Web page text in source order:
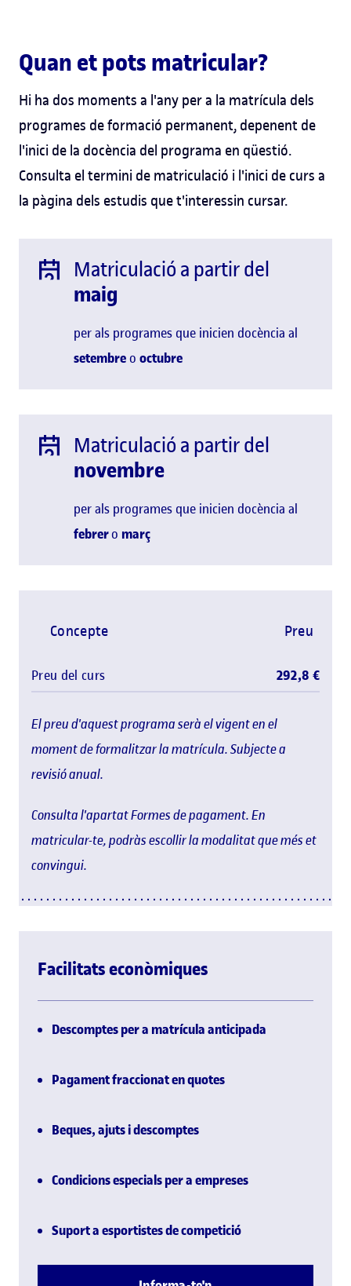
Quan et pots matricular?
Hi ha dos moments a l'any per a la matrícula dels
programes de formació permanent, depenent de
l'inici de la docència del programa en qüestió.
Consulta el termini de matriculació i l'inici de curs a
la pàgina dels estudis que t'interessin cursar.
Matriculació a partir del
maig
per als programes que inicien docència al
setembreo octubre
Matriculació a partir del
novembre
per als programes que inicien docència al
febrero març
El preu d'aquest programa serà el vigent en el
moment de formalitzar la matrícula. Subjecte a
revisió anual.
Consulta l'apartat Formes de pagament. En
matricular-te, podràs escollir la modalitat que més et
convingui.
Concepte Preu
Preu del curs 292,8 €
Facilitats econòmiques
Descomptes per a matrícula anticipada
Pagament fraccionat en quotes
Beques, ajuts i descomptes
Condicions especials per a empreses
Suport a esportistes de competició